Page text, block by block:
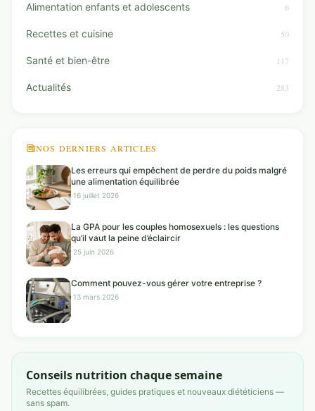
Alimentation enfants et adolescents 6
Recettes et cuisine 50
Santé et bien-être 117
Actualités 283
NOS DERNIERS ARTICLES
Les erreurs qui empêchent de perdre du poids malgré
une alimentation équilibrée
·16 juillet 2026
La GPA pour les couples homosexuels : les questions
qu’il vaut la peine d’éclaircir
·25 juin 2026
Comment pouvez-vous gérer votre entreprise ?
·13 mars 2026
Conseils nutrition chaque semaine
Recettes équilibrées, guides pratiques et nouveaux diététiciens —
sans spam.